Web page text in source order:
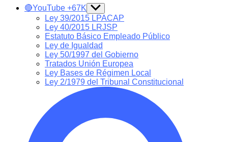
🔴YouTube +67K Show
sub
menu
Ley 39/2015 LPACAP
Ley 40/2015 LRJSP
Estatuto Básico Empleado Público
Ley de Igualdad
Ley 50/1997 del Gobierno
Tratados Unión Europea
Ley Bases de Régimen Local
Ley 2/1979 del Tribunal Constitucional